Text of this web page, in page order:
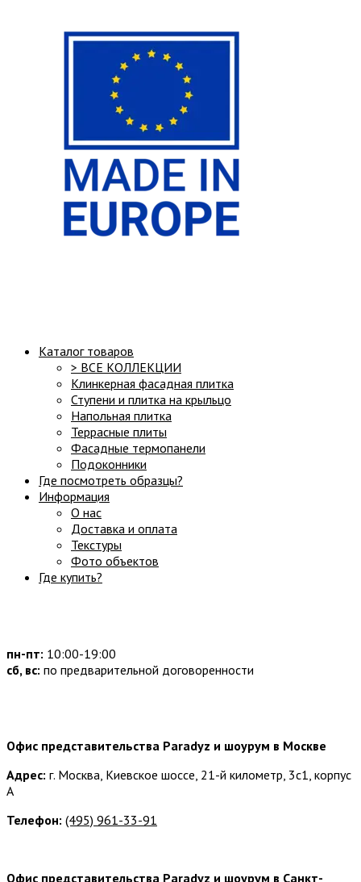
Каталог товаров
> ВСЕ КОЛЛЕКЦИИ
Клинкерная фасадная плитка
Ступени и плитка на крыльцо
Напольная плитка
Террасные плиты
Фасадные термопанели
Подоконники
Где посмотреть образцы?
Информация
О нас
Доставка и оплата
Текстуры
Фото объектов
Где купить?
пн-пт: 10:00-19:00
сб, вс: по предварительной договоренности
Офис представительства Paradyz и шоурум в Москве
Адрес: г. Москва, Киевское шоссе, 21-й километр, 3с1, корпус
А
Телефон: (495) 961-33-91
Офис представительства Paradyz и шоурум в Санкт-